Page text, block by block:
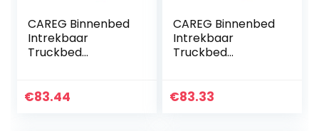
CAREG Binnenbed
Intrekbaar
Truckbed
Compatibel met
€83.44
CAREG Binnenbed
Intrekbaar
Truckbed
Compatibel met
€83.33